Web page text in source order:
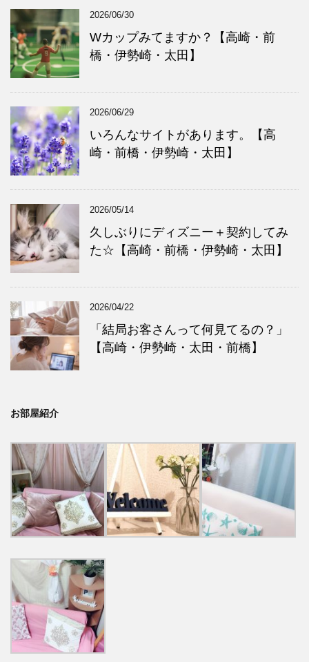
2026/06/30
Wカップみてますか？【高崎・前
橋・伊勢崎・太田】
2026/06/29
いろんなサイトがあります。【高
崎・前橋・伊勢崎・太田】
2026/05/14
久しぶりにディズニー＋契約してみ
た☆【高崎・前橋・伊勢崎・太田】
2026/04/22
「結局お客さんって何見てるの？」
【高崎・伊勢崎・太田・前橋】
お部屋紹介